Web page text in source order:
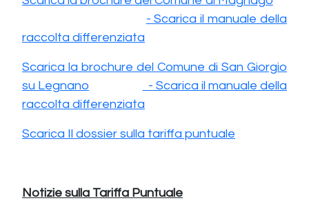
-Scarica il manuale della
raccolta differenziata
Scarica la brochure del Comune di San Giorgio
su Legnano
- Scarica il manuale della
raccolta differenziata
Scarica Il dossier sulla tariffa puntuale
Notizie sulla Tariffa Puntuale